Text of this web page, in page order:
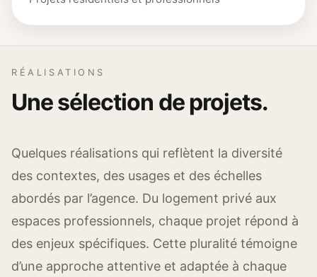
RÉALISATIONS
Une sélection de projets.
Quelques réalisations qui reflètent la diversité
des contextes, des usages et des échelles
abordés par l’agence. Du logement privé aux
espaces professionnels, chaque projet répond à
des enjeux spécifiques. Cette pluralité témoigne
d’une approche attentive et adaptée à chaque